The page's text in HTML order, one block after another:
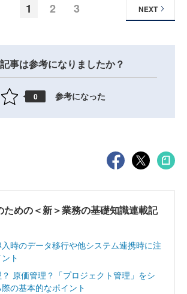
1 2 3 NEXT
事は参考になりましたか？
0 参考になった
ための＜新＞業務の基礎知識連載記
時のデータ移行や他システム連携時に注
ト
原価管理？「プロジェクト管理」をシ
の基本的なポイント